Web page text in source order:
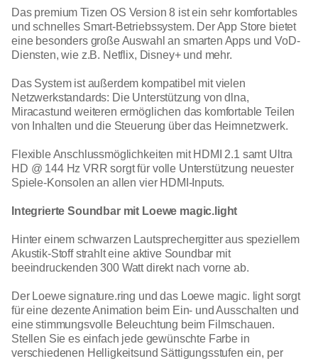
Das premium Tizen OS Version 8 ist ein sehr komfortables
und schnelles Smart-Betriebssystem. Der App Store bietet
eine besonders große Auswahl an smarten Apps und VoD-
Diensten, wie z.B. Netflix, Disney+ und mehr.
Das System ist außerdem kompatibel mit vielen
Netzwerkstandards: Die Unterstützung von dlna,
Miracastund weiteren ermöglichen das komfortable Teilen
von Inhalten und die Steuerung über das Heimnetzwerk.
Flexible Anschlussmöglichkeiten mit HDMI 2.1 samt Ultra
HD @ 144 Hz VRR sorgt für volle Unterstützung neuester
Spiele-Konsolen an allen vier HDMI-Inputs.
Integrierte Soundbar mit Loewe magic.light
Hinter einem schwarzen Lautsprechergitter aus speziellem
Akustik-Stoff strahlt eine aktive Soundbar mit
beeindruckenden 300 Watt direkt nach vorne ab.
Der Loewe signature.ring und das Loewe magic. light sorgt
für eine dezente Animation beim Ein- und Ausschalten und
eine stimmungsvolle Beleuchtung beim Filmschauen.
Stellen Sie es einfach jede gewünschte Farbe in
verschiedenen Helligkeitsund Sättigungsstufen ein, per